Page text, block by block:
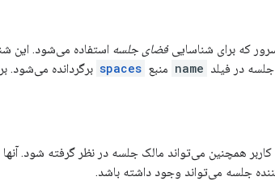
که برای شناساییفضای جلسه استفاده می‌شود.
در فیلد name منبع spaces برگردانده می‌شود.
کاربر همچنین می‌تواند مالک جلسه در نظر گرفته شود.
جلسه می‌تواند وجود داشته باشد.